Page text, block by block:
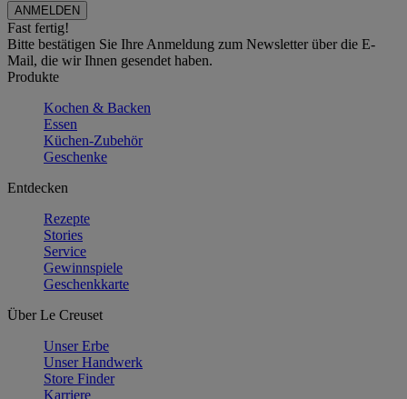
Fast fertig!
Bitte bestätigen Sie Ihre Anmeldung zum Newsletter über die E-
Mail, die wir Ihnen gesendet haben.
Produkte
Kochen & Backen
Essen
Küchen-Zubehör
Geschenke
Entdecken
Rezepte
Stories
Service
Gewinnspiele
Geschenkkarte
Über Le Creuset
Unser Erbe
Unser Handwerk
Store Finder
Karriere